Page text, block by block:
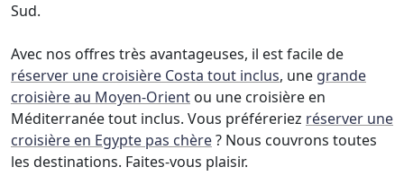
Sud.
Avec nos offres très avantageuses, il est facile de
réserver une croisière Costa tout inclus, une grande
croisière au Moyen-Orient ou une croisière en
Méditerranée tout inclus. Vous préféreriez réserver une
croisière en Egypte pas chère? Nous couvrons toutes
les destinations. Faites-vous plaisir.